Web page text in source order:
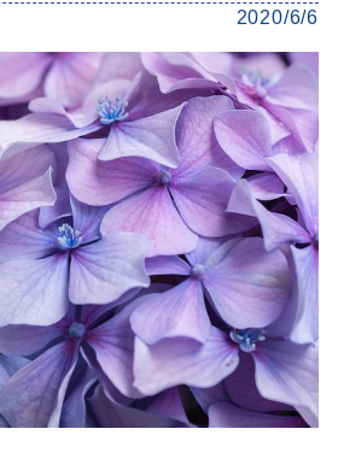
2020/6/6